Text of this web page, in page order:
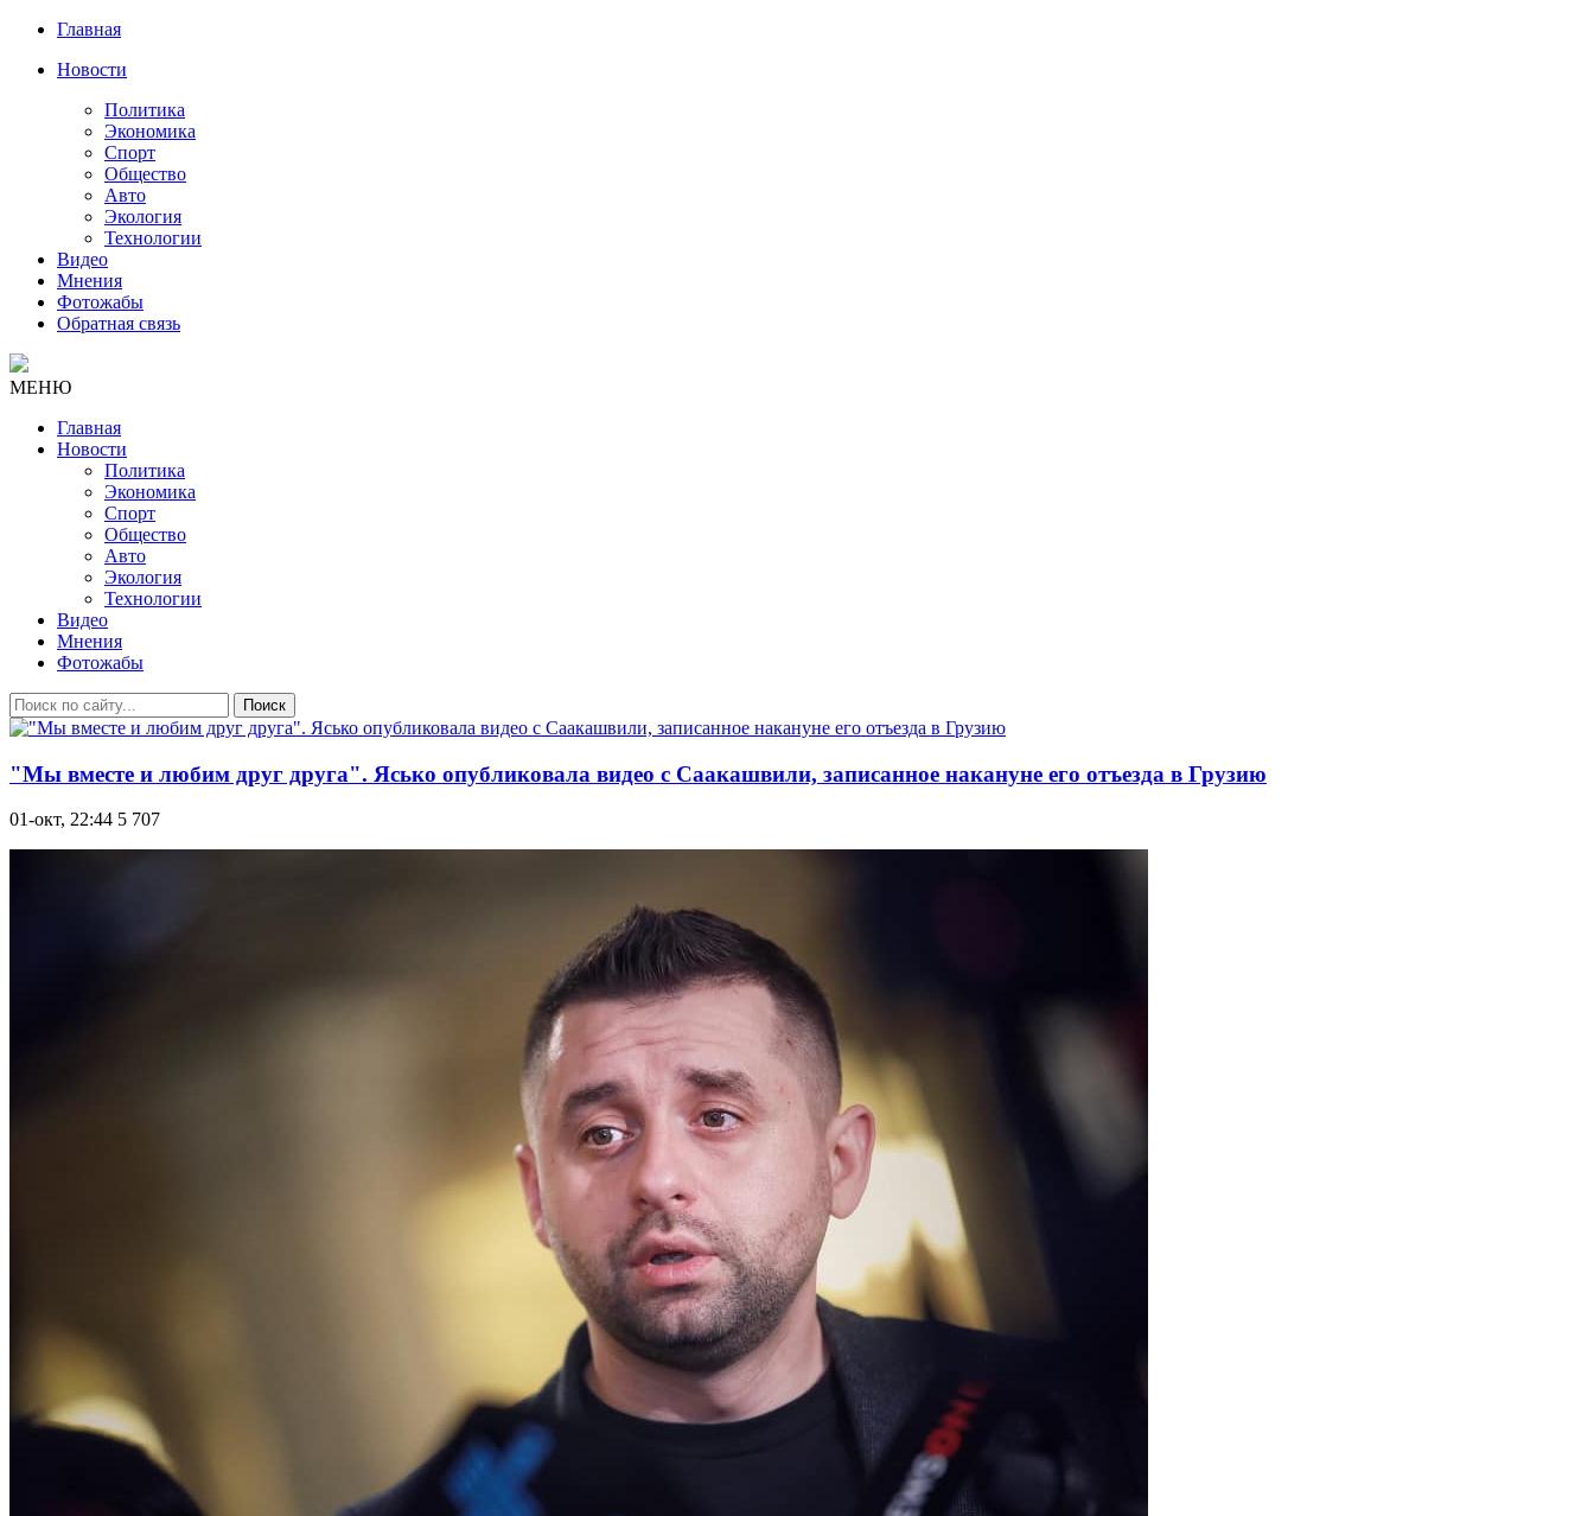
Главная
Новости
Политика
Экономика
Спорт
Общество
Авто
Экология
Технологии
Видео
Мнения
Фотожабы
Обратная связь
МЕНЮ
Главная
Новости
Политика
Экономика
Спорт
Общество
Авто
Экология
Технологии
Видео
Мнения
Фотожабы
Поиск
"Мы вместе и любим друг друга". Ясько опубликовала видео с Саакашвили, записанное накануне его отъезда в Грузию
01-окт, 22:44 5 707